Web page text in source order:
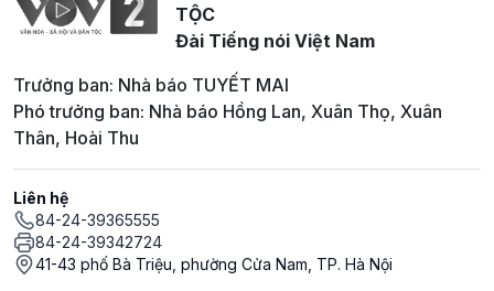
TỘC
Đài Tiếng nói Việt Nam
Trưởng ban: Nhà báo TUYẾT MAI
Phó trưởng ban: Nhà báo Hồng Lan, Xuân Thọ, Xuân
Thân, Hoài Thu
Liên hệ
84-24-39365555
84-24-39342724
41-43 phố Bà Triệu, phường Cửa Nam, TP. Hà Nội